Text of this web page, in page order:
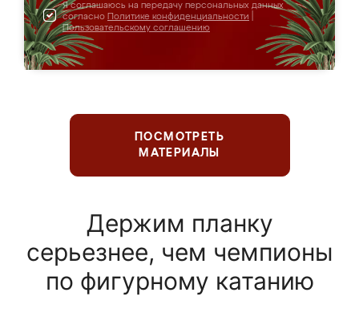
Я соглашаюсь на передачу персональных данных
согласно Политике конфиденциальности
Пользовательскому соглашению
ПОСМОТРЕТЬ
МАТЕРИАЛЫ
Держим планку
серьезнее, чем чемпионы
по фигурному катанию